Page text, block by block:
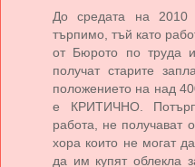
До средата на
търпимо, тъй като
от Бюрото по труда
получат старите
положението на над
е КРИТИЧНО.
работа, не получават
хора които не могат
да им купят облекла